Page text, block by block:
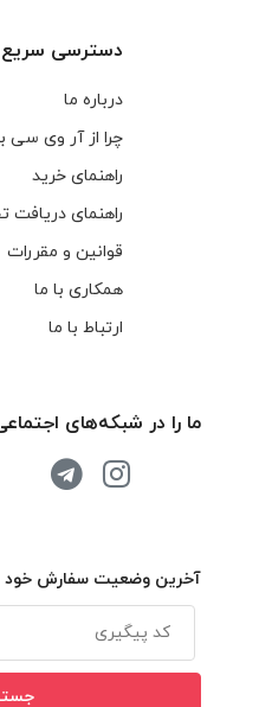
دسترسی سریع
درباره ما
چرا از آر وی سی
راهنمای خرید
راهنمای دریافت
قوانین و مقررات
همکاری با ما
ارتباط با ما
ما را در شبکه‌های
آخرین وضعیت سفارش خود